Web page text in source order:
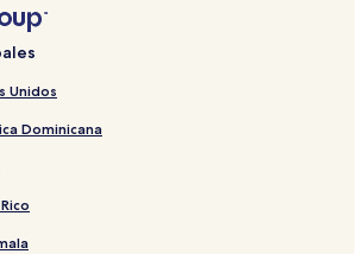
Unidos
Dominicana